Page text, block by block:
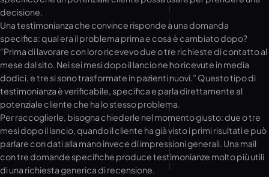
decisione.
Una testimonianza che convince risponde a una domanda
specifica: qual era il problema prima e cosa è cambiato dopo?
“Prima di lavorare con loro ricevevo due o tre richieste di contatto al
mese dal sito. Nei sei mesi dopo il lancio ne ho ricevute in media
dodici, e tre si sono trasformate in pazienti nuovi.” Questo tipo di
testimonianza è verificabile, specifica e parla direttamente al
potenziale cliente che ha lo stesso problema.
Per raccoglierle, bisogna chiederle nel momento giusto: due o tre
mesi dopo il lancio, quando il cliente ha già visto i primi risultati e può
parlare con dati alla mano invece di impressioni generali. Una mail
con tre domande specifiche produce testimonianze molto più utili
di una richiesta generica di recensione.